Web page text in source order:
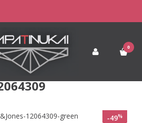
0
Vyrams
žalsvi raštuoti margi apatiniai šortukai
S(36) DYDŽIO ŽALSVI
APATINIAI
-49%
12064309-green